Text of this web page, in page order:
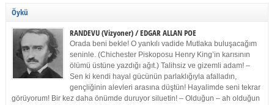
Öykü
RANDEVU (Vizyoner) / EDGAR ALLAN POE
Orada beni bekle! O yankılı vadide Mutlaka buluşacağım
seninle. (Chichester Piskoposu Henry King’in karısının
ölümü üstüne yazdığı ağıt.) Talihsiz ve gizemli adam! –
Sen ki kendi hayal gücünün parlaklığıyla afalladın,
gençliğinin alevleri arasına düştün! Hayalimde seni tekrar
görüyorum! Bir kez daha önümde duruyor siluetin! – Olduğun – ah olduğun